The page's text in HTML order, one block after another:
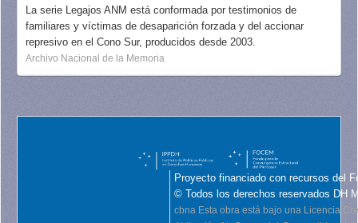
La serie Legajos ANM está conformada por testimonios de
familiares y víctimas de desaparición forzada y del accionar
represivo en el Cono Sur, producidos desde 2003.
Archivo Nacional de la Memoria
Proyecto financiado con recursos del
© Todos los derechos reservados DH
cbna Esta obra está bajo una Licencia